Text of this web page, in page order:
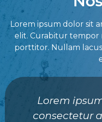
Lorem ipsum dolor sit
elit. Curabitur tempor
porttitor. Nullam
Lorem
consectetur